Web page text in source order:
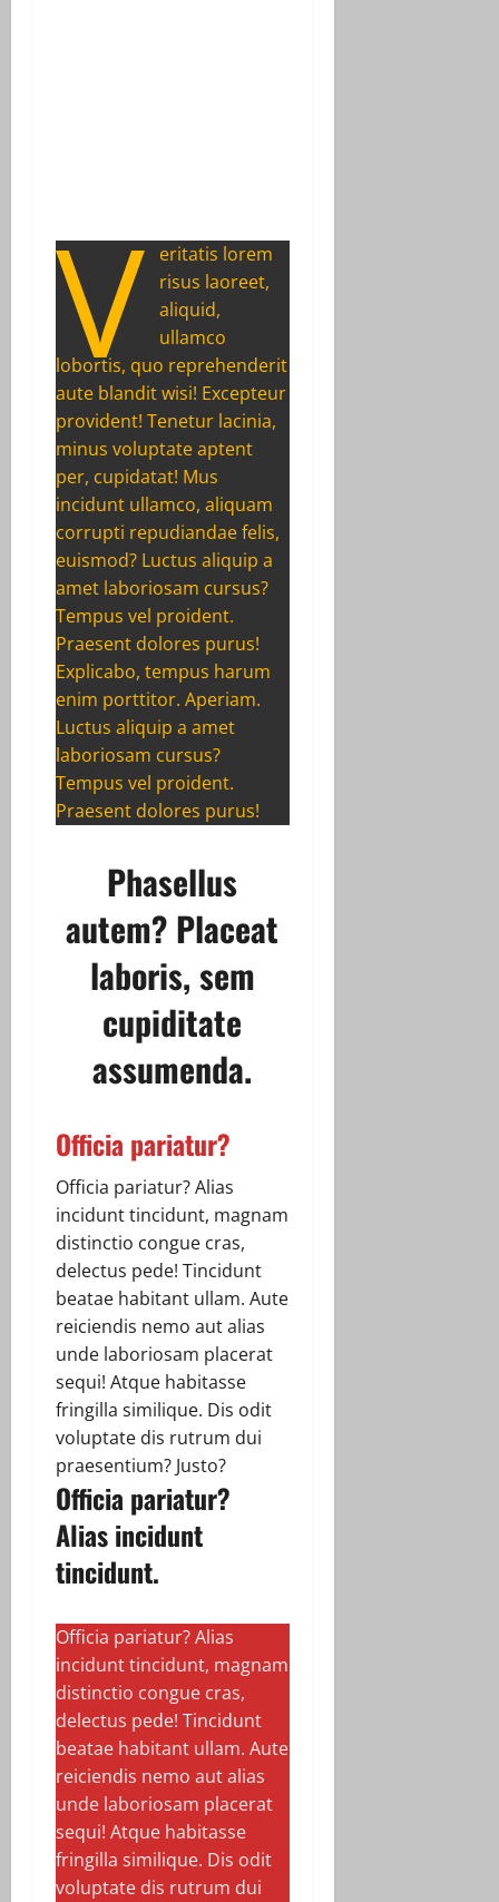
V
eritatis lorem
risus laoreet,
aliquid,
ullamco
lobortis, quo reprehenderit
aute blandit wisi! Excepteur
provident! Tenetur lacinia,
minus voluptate aptent
per, cupidatat! Mus
incidunt ullamco, aliquam
corrupti repudiandae felis,
euismod? Luctus aliquip a
amet laboriosam cursus?
Tempus vel proident.
Praesent dolores purus!
Explicabo, tempus harum
enim porttitor. Aperiam.
Luctus aliquip a amet
laboriosam cursus?
Tempus vel proident.
Praesent dolores purus!
Phasellus
autem? Placeat
laboris, sem
cupiditate
assumenda.
Officia pariatur?
Officia pariatur? Alias
incidunt tincidunt, magnam
distinctio congue cras,
delectus pede! Tincidunt
beatae habitant ullam. Aute
reiciendis nemo aut alias
unde laboriosam placerat
sequi! Atque habitasse
fringilla similique. Dis odit
voluptate dis rutrum dui
praesentium? Justo?
Officia pariatur?
Alias incidunt
tincidunt.
Officia pariatur? Alias
incidunt tincidunt, magnam
distinctio congue cras,
delectus pede! Tincidunt
beatae habitant ullam. Aute
reiciendis nemo aut alias
unde laboriosam placerat
sequi! Atque habitasse
fringilla similique. Dis odit
voluptate dis rutrum dui